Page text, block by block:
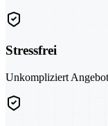
Stressfrei
Unkompliziert